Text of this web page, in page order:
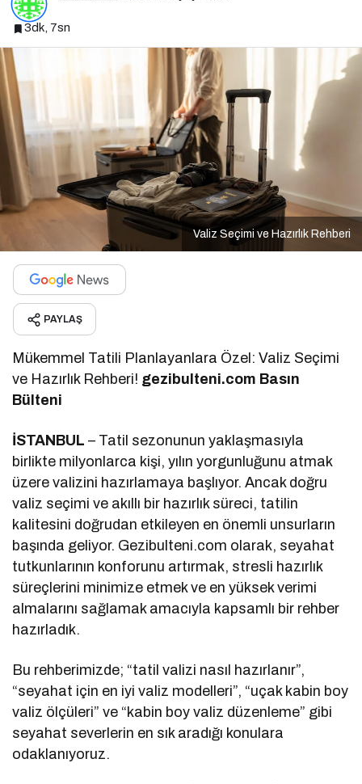
3dk, 7sn
Valiz Seçimi ve Hazırlık Rehberi
PAYLAŞ
Mükemmel Tatili Planlayanlara Özel: Valiz Seçimi
ve Hazırlık Rehberi! gezibulteni.com Basın
Bülteni
İSTANBUL – Tatil sezonunun yaklaşmasıyla
birlikte milyonlarca kişi, yılın yorgunluğunu atmak
üzere valizini hazırlamaya başlıyor. Ancak doğru
valiz seçimi ve akıllı bir hazırlık süreci, tatilin
kalitesini doğrudan etkileyen en önemli unsurların
başında geliyor. Gezibulteni.com olarak, seyahat
tutkunlarının konforunu artırmak, stresli hazırlık
süreçlerini minimize etmek ve en yüksek verimi
almalarını sağlamak amacıyla kapsamlı bir rehber
hazırladık.
Bu rehberimizde; “tatil valizi nasıl hazırlanır”,
“seyahat için en iyi valiz modelleri”, “uçak kabin boy
valiz ölçüleri” ve “kabin boy valiz düzenleme” gibi
seyahat severlerin en sık aradığı konulara
odaklanıyoruz.